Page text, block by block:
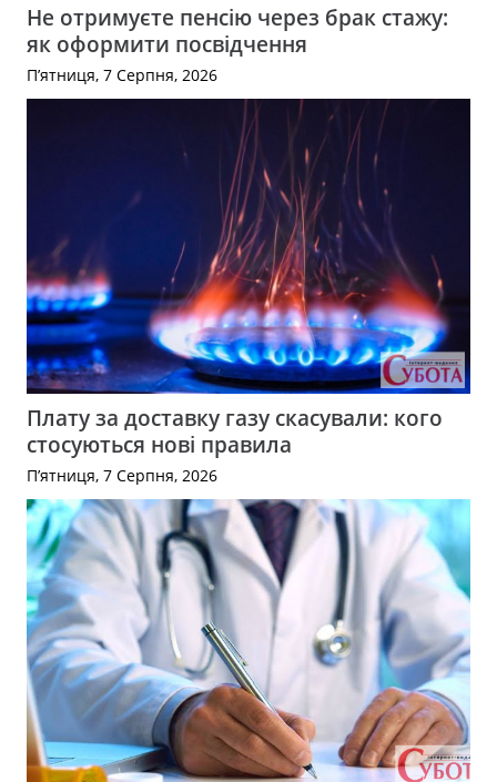
Не отримуєте пенсію через брак стажу:
як оформити посвідчення
П’ятниця, 7 Серпня, 2026
Плату за доставку газу скасували: кого
стосуються нові правила
П’ятниця, 7 Серпня, 2026